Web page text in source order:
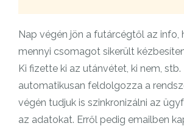
Nap végén jön a futárcégtől az info,
mennyi csomagot sikerült
Ki fizette ki az utánvétet, ki nem, stb.
automatikusan feldolgozza a
végén tudjuk is szinkronizálni az
az adatokat. Erről pedig emailben